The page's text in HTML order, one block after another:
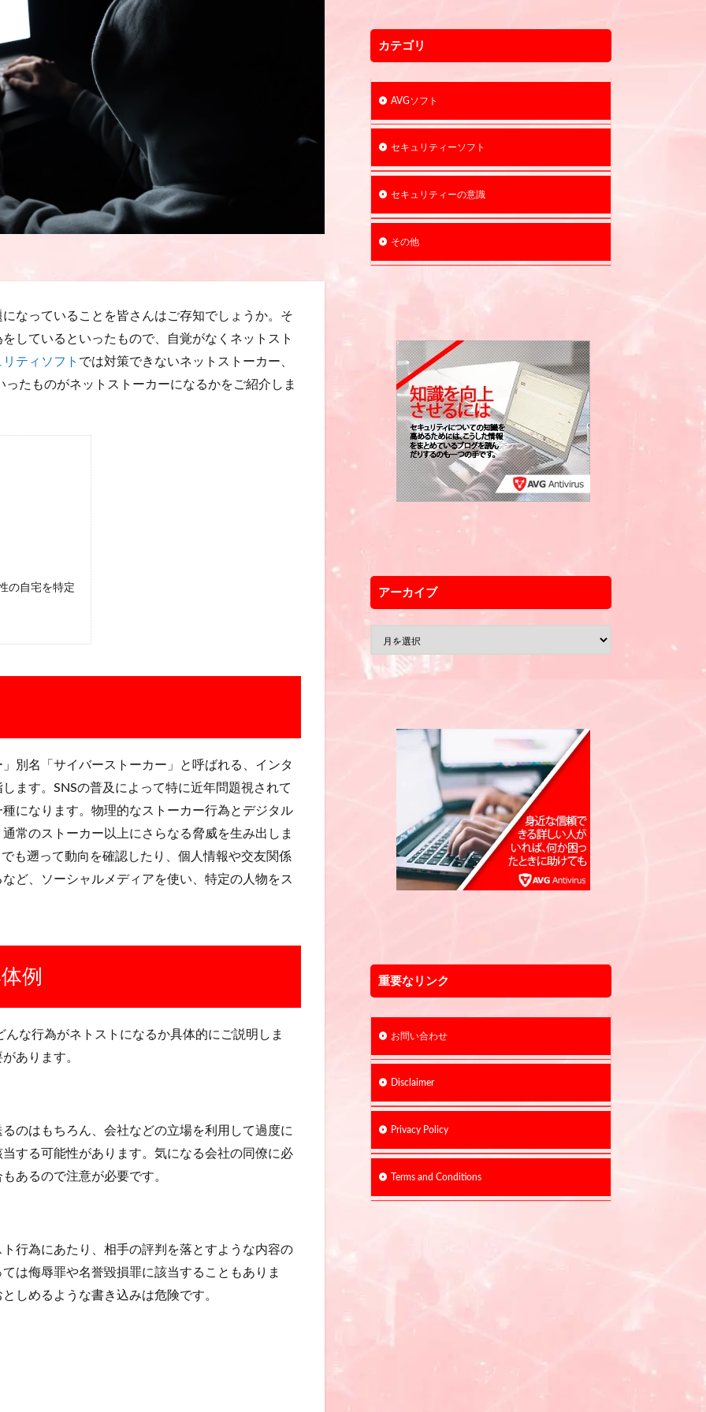
なっていることを皆さんはご存知でしょうか。そ
しているといったもので、自覚がなくネットスト
ティソフト では対策できないネットストーカー、
たものがネットストーカーになるかをご紹介しま
の自宅を特定
別名「サイバーストーカー」と呼ばれる、インタ
ます。SNSの普及によって特に近年問題視されて
になります。物理的なストーカー行為とデジタル
常のストーカー以上にさらなる脅威を生み出しま
も遡って動向を確認したり、個人情報や交友関係
ど、ソーシャルメディアを使い、特定の人物をス
例
な行為がネトストになるか具体的にご説明しま
あります。
のはもちろん、会社などの立場を利用して過度に
する可能性があります。気になる会社の同僚に必
あるので注意が必要です。
行為にあたり、相手の評判を落とすような内容の
は侮辱罪や名誉毀損罪に該当することもありま
しめるような書き込みは危険です。
カテゴリ
AVGソフト
セキュリティーソフト
セキュリティーの意識
その他
アーカイブ
重要なリンク
お問い合わせ
Disclaimer
Privacy Policy
Terms and Conditions